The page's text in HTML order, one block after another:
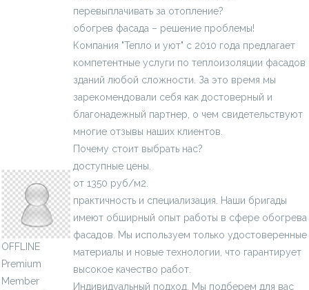
OFFLINE
Premium
Member
перевыплачивать за отопление?
обогрев фасада – решение проблемы!
Компания "Тепло и уют" с 2010 года предлагает
компетентные услуги по теплоизоляции фасадов
зданий любой сложности. За это время мы
зарекомендовали себя как достоверный и
благонадежный партнер, о чем свидетельствуют
многие отзывы наших клиентов.
Почему стоит выбрать нас?
доступные цены.
от 1350 руб/м2.
практичность и специализация. Наши бригады
имеют обширный опыт работы в сфере обогрева
фасадов. Мы используем только удостоверенные
материалы и новые технологии, что гарантирует
высокое качество работ.
Индивидуальный подход. Мы подберем для вас